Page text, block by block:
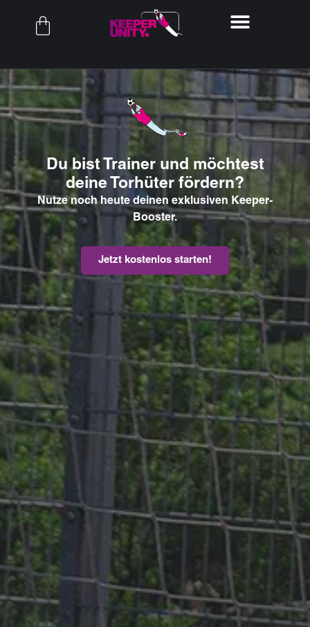
Du bist Trainer und möchtest
deine Torhüter fördern?
Nutze noch heute deinen exklusiven Keeper-
Booster.
Jetzt kostenlos starten!